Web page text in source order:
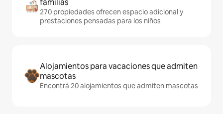
familias
270 propiedades ofrecen espacio adicional y
prestaciones pensadas para los niños
Alojamientos para vacaciones que admiten
mascotas
Encontrá 20 alojamientos que admiten mascotas